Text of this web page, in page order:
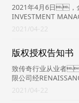
2021年4月6日，
INVESTMENT
RENAISSANCE...
2021 04-22
版权授权告知书
致传奇行业从业者
限公司经
LIMITED （以下简称
2021 04-22